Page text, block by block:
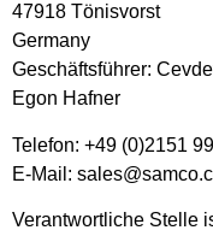
47918 Tönisvorst
Germany
Geschäftsführer:
Egon Hafner
Telefon: +49 (0)2151
E-Mail:
Verantwortliche Stelle